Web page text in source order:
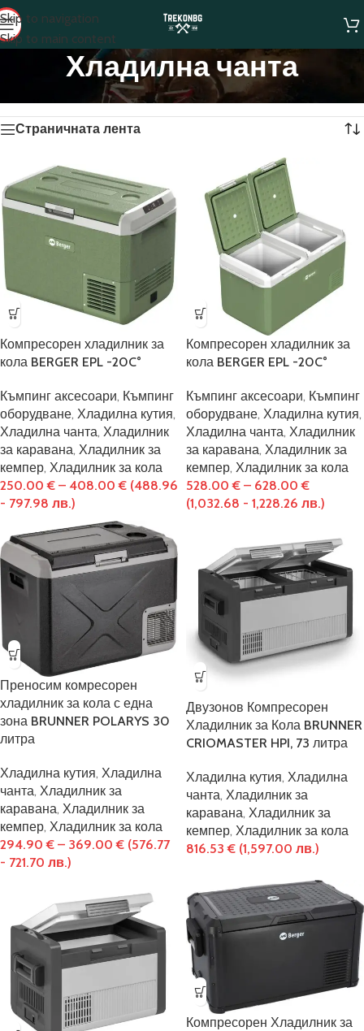
Skip to navigation
Skip to main content
Хладилна чанта
Хладилна чанта Показване на 1–12 от 17 резултата
Страничната лента
Компресорен хладилник за
кола BERGER EPL -20C°
Къмпинг аксесоари, Къмпинг
оборудване, Хладилна кутия,
Хладилна чанта, Хладилник
за каравана, Хладилник за
кемпер, Хладилник за кола
250.00€ – 408.00€ (488.96
- 797.98 лв.)
Компресорен хладилник за
кола BERGER EPL -20C°
Къмпинг аксесоари, Къмпинг
оборудване, Хладилна кутия,
Хладилна чанта, Хладилник
за каравана, Хладилник за
кемпер, Хладилник за кола
528.00€ – 628.00€
(1,032.68 - 1,228.26 лв.)
Преносим комресорен
хладилник за кола с една
зона BRUNNER POLARYS 30
литра
Хладилна кутия, Хладилна
чанта, Хладилник за
каравана, Хладилник за
кемпер, Хладилник за кола
294.90€ – 369.00€ (576.77
- 721.70 лв.)
Двузонов Компресорен
Хладилник за Кола BRUNNER
CRIOMASTER HPI, 73 литра
Хладилна кутия, Хладилна
чанта, Хладилник за
каравана, Хладилник за
кемпер, Хладилник за кола
816.53€ (1,597.00 лв.)
Компресорен Хладилник за